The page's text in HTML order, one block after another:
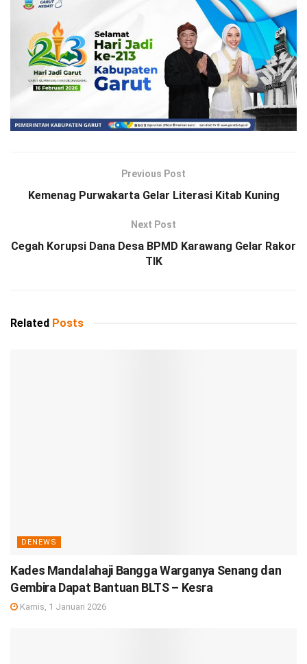
Previous Post
Kemenag Purwakarta Gelar Literasi Kitab Kuning
Next Post
Cegah Korupsi Dana Desa BPMD Karawang Gelar Rakor
TIK
Related Posts
DENEWS
Kades Mandalahaji Bangga Warganya Senang dan
Gembira Dapat Bantuan BLTS – Kesra
Kamis, 1 Januari 2026